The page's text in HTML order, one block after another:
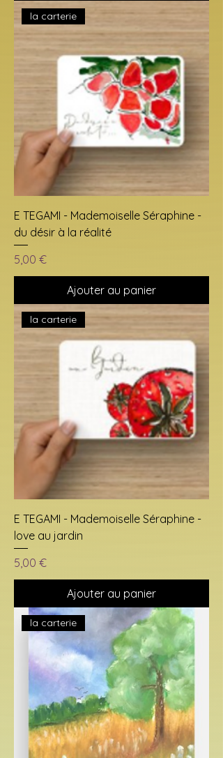
la carterie
E TEGAMI - Mademoiselle Séraphine -
du désir à la réalité
Prix
5,00 €
Ajouter au panier
la carterie
E TEGAMI - Mademoiselle Séraphine -
love au jardin
Prix
5,00 €
Ajouter au panier
la carterie